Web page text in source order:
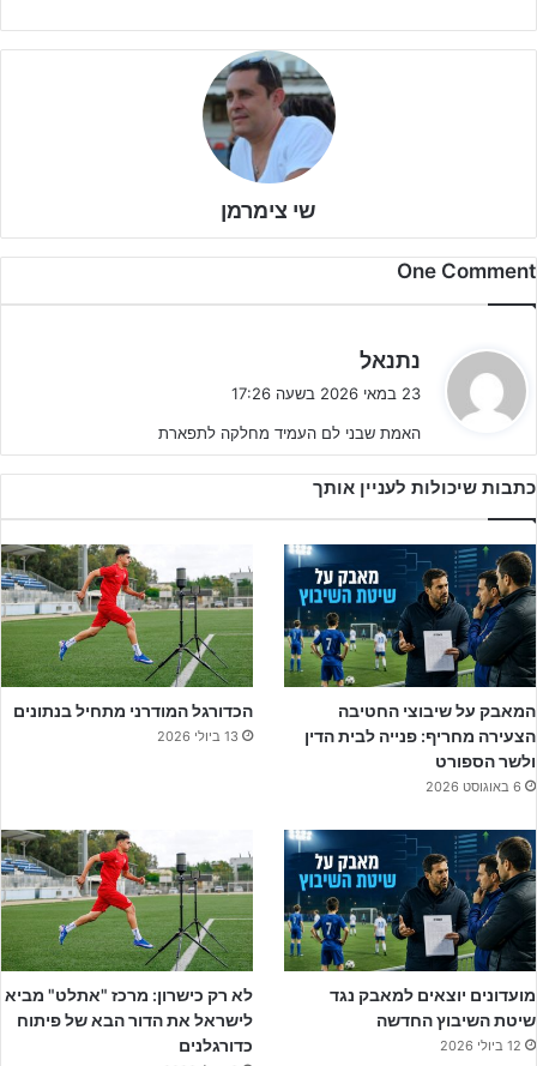
מי שהוביל את הקבוצה לעונה המוצלחת הוא יפתח ניב, מאמן בעל ניסיון
רב בגילאים הצעירים, שהצליח לבנות קבוצה מגובשת, תחרותית וכזו
ששמרה על יציבות לאורך מרבית שלבי העונה.
מעבר להצלחה בליגה, בנתניה יכולים לקחת איתם גם לא מעט רגעים
הדרמטי על מכבי ת"א דרום לאחר הארכה ודו-קרב פנדלים – רגע שסימל
יותר מכל את האופי שהפגינה הקבוצה לאורך העונה.
המנהל המקצועי של נתניה בני לם והנכד דויד בדוסה לם שלקח
צלחת אליפות (יח"צ)
שי צימרמן
One Comment
נתנאל
ג
ב
23 במאי 2026 בשעה 17:26
האמת שבני לם העמיד מחלקה לתפארת
כתבות שיכולות לעניין אותך
המאבק על שיבוצי החטיבה
הצעירה מחריף: פנייה לבית הדין
ולשר הספורט
6 באוגוסט 2026
הכדורגל המודרני מתחיל בנתונים
13 ביולי 2026
מועדונים יוצאים למאבק נגד
שיטת השיבוץ החדשה
12 ביולי 2026
לא רק כישרון: מרכז "אתלט" מביא
לישראל את הדור הבא של פיתוח
כדורגלנים